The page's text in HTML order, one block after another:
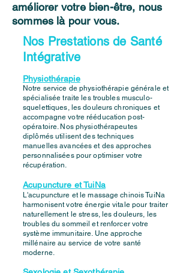
améliorer votre bien-être, nous
sommes là pour vous.
Nos Prestations de Santé
Intégrative
Physiothérapie
Notre service de physiothérapie générale et
spécialisée traite les troubles musculo-
squelettiques, les douleurs chroniques et
accompagne votre rééducation post-
opératoire. Nos physiothérapeutes
diplômés utilisent des techniques
manuelles avancées et des approches
personnalisées pour optimiser votre
récupération.
Acupuncture et TuiNa
L'acupuncture et le massage chinois TuiNa
harmonisent votre énergie vitale pour traiter
naturellement le stress, les douleurs, les
troubles du sommeil et renforcer votre
système immunitaire. Une approche
millénaire au service de votre santé
moderne.